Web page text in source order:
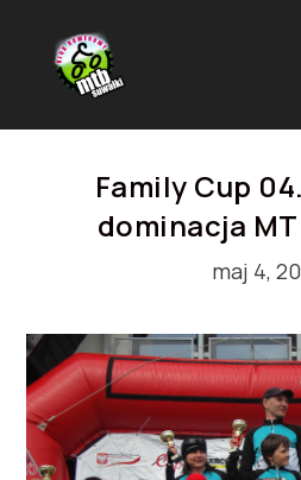
Family Cup
dominacja
maj 4,